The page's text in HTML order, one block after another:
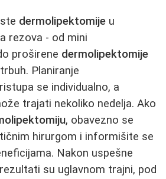
dermolipektomije u
rezova - od mini
proširene dermolipektomije
Planiranje
se individualno, a
trajati nekoliko nedelja. Ako
, obavezno se
hirurgom i informišite se
Nakon uspešne
su uglavnom trajni, pod